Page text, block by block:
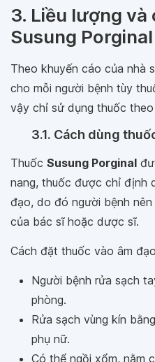
3. Liều lượng
Susung Porginal
Theo khuyến cáo của nhà
cho mỗi người bệnh tùy
vậy chỉ sử dụng thuốc
3.1. Cách dùng
Thuốc Susung Porginal
nang, thuốc được chỉ định
đạo, do đó người bệnh
của bác sĩ hoặc dược sĩ.
Cách đặt thuốc vào âm
Người bệnh rửa sạch
phòng.
Rửa sạch vùng kín
phụ nữ.
Có thể ngồi xổm, nằm